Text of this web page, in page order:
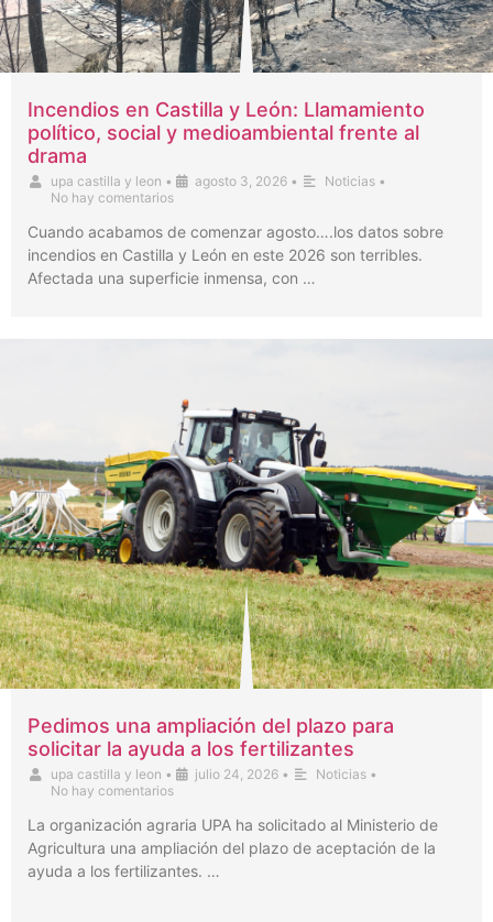
Incendios en Castilla y León: Llamamiento
político, social y medioambiental frente al
drama
upa castilla y leon • agosto 3, 2026 • Noticias •
No hay comentarios
Cuando acabamos de comenzar agosto….los datos sobre
incendios en Castilla y León en este 2026 son terribles.
Afectada una superficie inmensa, con …
Pedimos una ampliación del plazo para
solicitar la ayuda a los fertilizantes
upa castilla y leon • julio 24, 2026 • Noticias •
No hay comentarios
La organización agraria UPA ha solicitado al Ministerio de
Agricultura una ampliación del plazo de aceptación de la
ayuda a los fertilizantes. …